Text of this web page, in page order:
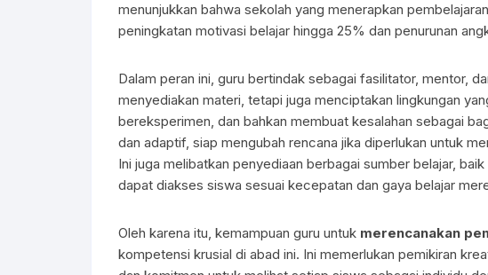
menunjukkan bahwa sekolah yang menerapkan
peningkatan motivasi belajar hingga 25% dan penurunan
Dalam peran ini, guru bertindak sebagai fasilitator, mentor,
menyediakan materi, tetapi juga menciptakan lingkungan
bereksperimen, dan bahkan membuat kesalahan sebagai
dan adaptif, siap mengubah rencana jika diperlukan untuk
Ini juga melibatkan penyediaan berbagai sumber belajar,
dapat diakses siswa sesuai kecepatan dan gaya belajar
Oleh karena itu, kemampuan guru untuk merencanakan
kompetensi krusial di abad ini. Ini memerlukan pemikiran